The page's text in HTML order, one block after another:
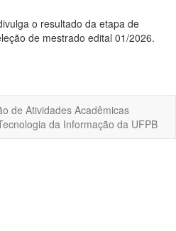
o resultado da etapa de
de mestrado edital 01/2026.
de Atividades Acadêmicas
da Informação da UFPB